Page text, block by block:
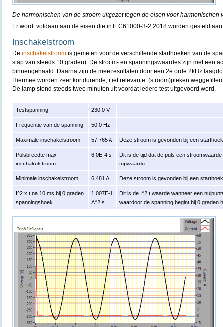
De harmonischen van de stroom uitgezet tegen de eisen voor harmonischen
Er wordt voldaan aan de eisen die in IEC61000-3-2:2018 worden gesteld
Inschakelstroom
De inschakelstroom is gemeten voor de verschillende starthoeken van de
stap van steeds 10 graden). De stroom- en spanningswaardes zijn met een
binnengehaald. Daarna zijn de meetresultaten door een 2e orde 2kHz
Hiermee worden zeer kortdurende, niet relevante, (stroom)pieken
De lamp stond steeds twee minuten uit voordat iedere test uitgevoerd werd.
Testspanning 230.0 V
Frequentie van de spanning 50.0 Hz
Maximale inschakelstroom 57.765 A Deze stroom is gevonden bij een
Pulsbreedte max
inschakelstroom
6.0E-4 s
Dit is de tijd dat de puls een
topwaarde.
Minimale inschakelstroom 6.481 A Deze stroom is gevonden bij een
I^2 x t na 10 ms bij 0 graden
spanningshoek
1.007E-1
A^2.s
Dit is de I^2 t waarde wanneer een
waardoor de spanning begint bij 0 graden